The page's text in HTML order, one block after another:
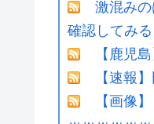
激混み
確認してみ
【鹿児
【速報
【画像